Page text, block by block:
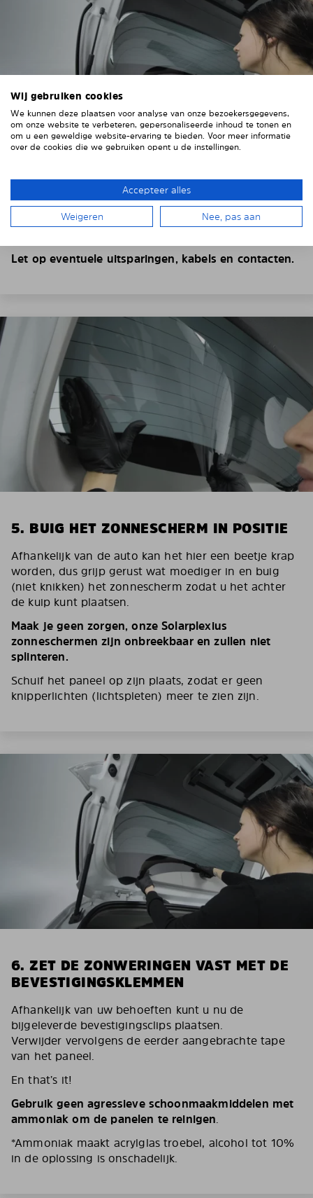
4. HET ZONNESCHERM PLAATSEN
Plaats het Solarplexius paneel van binnenuit voor de
ruiten van uw voertuig.
Steek hiervoor de ruiten
Let op eventuele uitsparingen, kabels en contacten.
5. BUIG HET ZONNESCHERM IN POSITIE
Afhankelijk van de auto kan het hier een beetje krap
worden, dus grijp gerust wat moediger in en buig
(niet knikken) het zonnescherm zodat u het achter
de kuip kunt plaatsen.
Maak je geen zorgen, onze Solarplexius
zonneschermen zijn onbreekbaar en zullen niet
splinteren.
Schuif het paneel op zijn plaats, zodat er geen
knipperlichten (lichtspleten) meer te zien zijn.
6. ZET DE ZONWERINGEN VAST MET DE
BEVESTIGINGSKLEMMEN
Afhankelijk van uw behoeften kunt u nu de
bijgeleverde bevestigingsclips plaatsen.
Verwijder vervolgens de eerder aangebrachte tape
van het paneel.
En that’s it!
Gebruik geen agressieve schoonmaakmiddelen met
ammoniak om de panelen te reinigen.
*Ammoniak maakt acrylglas troebel, alcohol tot 10%
in de oplossing is onschadelijk.
Wij gebruiken cookies
We kunnen deze plaatsen voor analyse van onze bezoekersgegevens,
om onze website te verbeteren, gepersonaliseerde inhoud te tonen en
om u een geweldige website-ervaring te bieden. Voor meer informatie
over de cookies die we gebruiken opent u de instellingen.
Accepteer alles
Weigeren Nee, pas aan